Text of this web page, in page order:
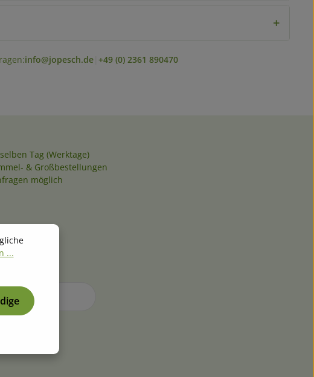
+
info@jopesch.de +49 (0) 2361 890470
Tag (Werktage)
& Großbestellungen
möglich
...